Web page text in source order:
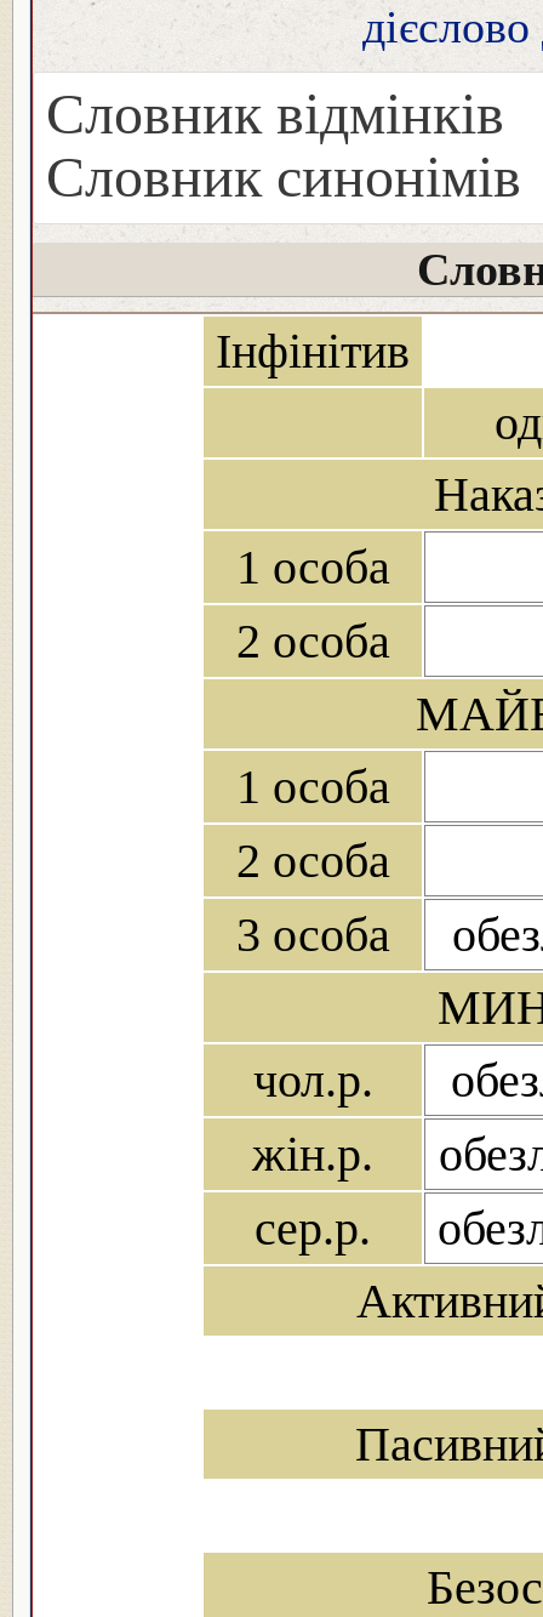
Словник відмінків
Словник синонімів
Інфінітив
1 особа
2 особа
1 особа
2 особа
3 особа
чол.р.
жін.р.
сер.р.